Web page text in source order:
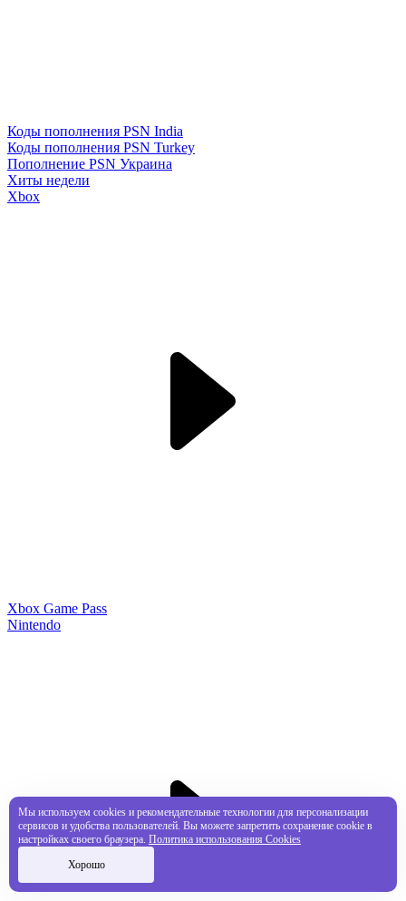
Коды пополнения PSN India
Коды пополнения PSN Turkey
Пополнение PSN Украина
Хиты недели
Xbox
Xbox Game Pass
Nintendo
Мы используем cookies и рекомендательные технологии для персонализации
сервисов и удобства пользователей. Вы можете запретить сохранение cookie в
настройках своего браузера. Политика использования Cookies
Хорошо